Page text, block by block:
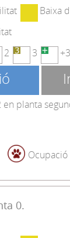
Baixa
2 3 +3
planta
0.